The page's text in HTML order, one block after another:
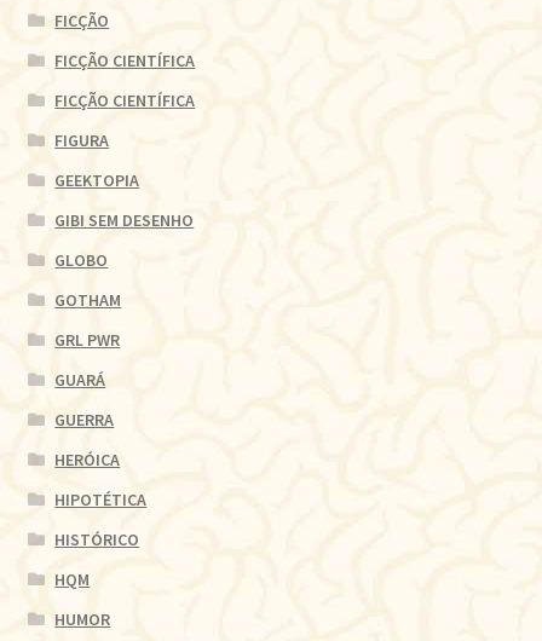
FICÇÃO
FICÇÃO CIENTÍFICA
FICÇÃO CIENTÍFICA
FIGURA
GEEKTOPIA
GIBI SEM DESENHO
GLOBO
GOTHAM
GRL PWR
GUARÁ
GUERRA
HERÓICA
HIPOTÉTICA
HISTÓRICO
HQM
HUMOR